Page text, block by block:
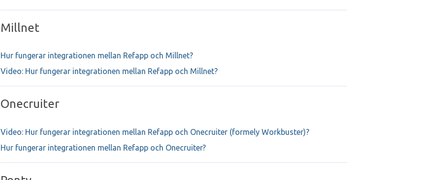
Millnet
Hur fungerar integrationen mellan Refapp och Millnet?
Video: Hur fungerar integrationen mellan Refapp och Millnet?
Onecruiter
Video: Hur fungerar integrationen mellan Refapp och Onecruiter (formely Workbuster)?
Hur fungerar integrationen mellan Refapp och Onecruiter?